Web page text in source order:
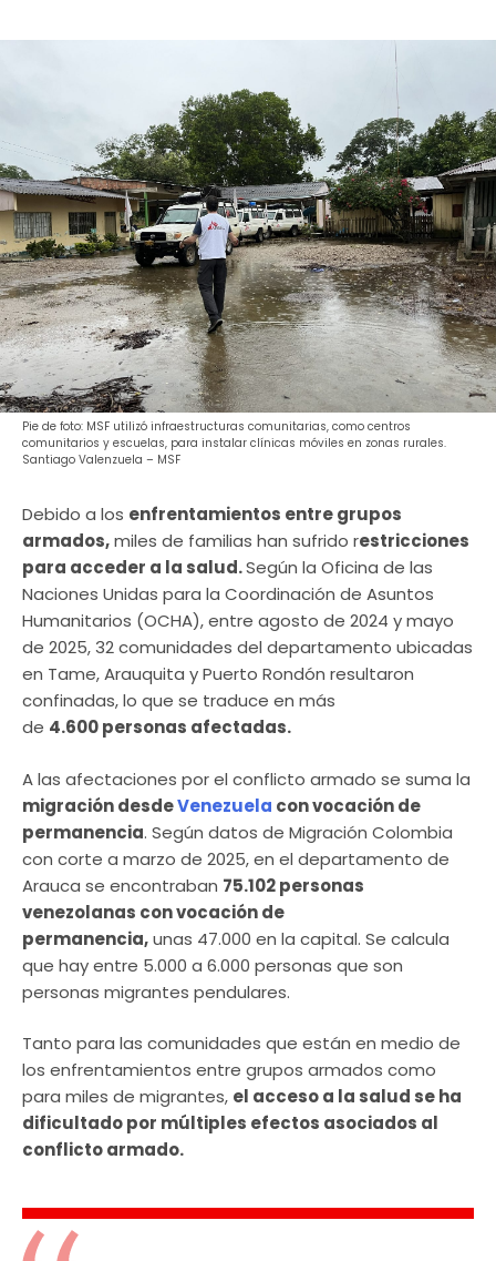
Pie de foto: MSF utilizó infraestructuras comunitarias, como centros
comunitarios y escuelas, para instalar clínicas móviles en zonas rurales.
Santiago Valenzuela – MSF
Debido a los enfrentamientos entre grupos
armados,miles de familias han sufrido restricciones
para acceder a la salud.Según la Oficina de las
Naciones Unidas para la Coordinación de Asuntos
Humanitarios (OCHA), entre agosto de 2024 y mayo
de 2025, 32 comunidades del departamento ubicadas
en Tame, Arauquita y Puerto Rondón resultaron
confinadas, lo que se traduce en más
de 4.600 personas afectadas.
A las afectaciones por el conflicto armado se suma la
migración desdeVenezuela con vocación de
permanencia. Según datos de Migración Colombia
con corte a marzo de 2025, en el departamento de
Arauca se encontraban 75.102 personas
venezolanas con vocación de
permanencia,unas 47.000 en la capital. Se calcula
que hay entre 5.000 a 6.000 personas que son
personas migrantes pendulares.
Tanto para las comunidades que están en medio de
los enfrentamientos entre grupos armados como
para miles de migrantes, el acceso a la salud se ha
dificultado por múltiples efectos asociados al
conflicto armado.